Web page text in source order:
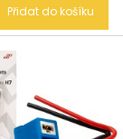
Přidat do košíku